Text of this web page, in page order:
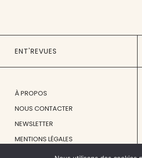
ENT'REVUES
À PROPOS
NOUS CONTACTER
NEWSLETTER
MENTIONS LÉGALES